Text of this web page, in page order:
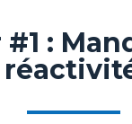
: